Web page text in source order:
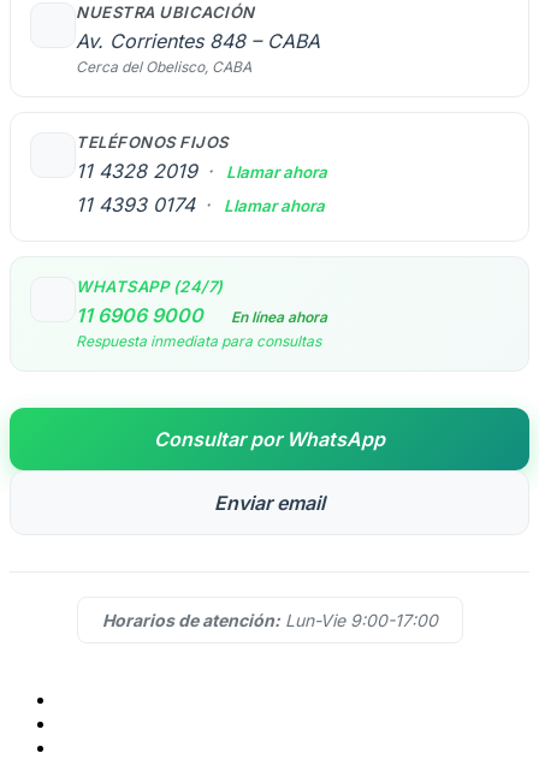
NUESTRA UBICACIÓN
Av. Corrientes 848 – CABA
Cerca del Obelisco, CABA
TELÉFONOS FIJOS
11 4328 2019 · Llamar ahora
11 4393 0174 · Llamar ahora
WHATSAPP (24/7)
11 6906 9000
En línea ahora
Respuesta inmediata para consultas
Consultar por WhatsApp
Enviar email
Horarios de atención:Lun-Vie 9:00-17:00